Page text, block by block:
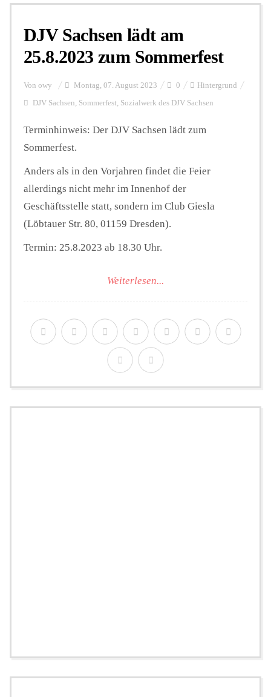
Personalien
Hintergrund
FUNKTURM-Beiträge
Podcast
Seminare
DJV Sachsen lädt am
25.8.2023 zum Sommerfest
Von owy Montag, 07. August 2023 0 Hintergrund
DJV Sachsen, Sommerfest, Sozialwerk des DJV Sachsen
Terminhinweis: Der DJV Sachsen lädt zum
Sommerfest.
Anders als in den Vorjahren findet die Feier
allerdings nicht mehr im Innenhof der
Geschäftsstelle statt, sondern im Club Giesla
(Löbtauer Str. 80, 01159 Dresden).
Termin: 25.8.2023 ab 18.30 Uhr.
Weiterlesen...